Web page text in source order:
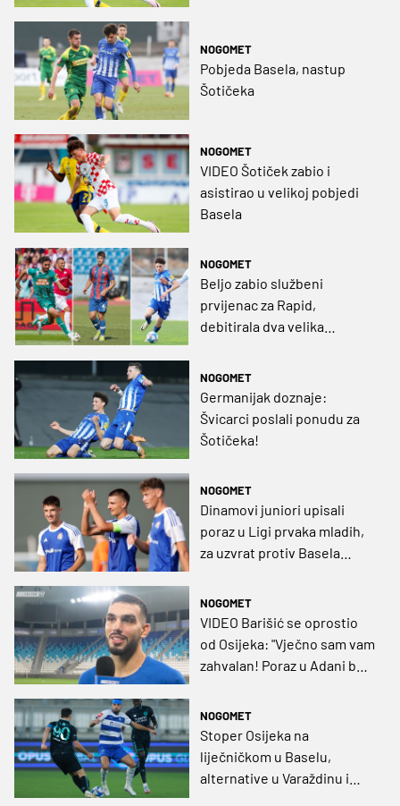
NOGOMET
Pobjeda Basela, nastup
Šotičeka
NOGOMET
VIDEO Šotiček zabio i
asistirao u velikoj pobjedi
Basela
NOGOMET
Beljo zabio službeni
prvijenac za Rapid,
debitirala dva velika
NOGOMET
Germanijak doznaje:
Švicarci poslali ponudu za
Šotičeka!
NOGOMET
Dinamovi juniori upisali
poraz u Ligi prvaka mladih,
za uzvrat protiv Basela
NOGOMET
VIDEO Barišić se oprostio
od Osijeka: "Vječno sam vam
zahvalan! Poraz u Adani boli,
NOGOMET
Stoper Osijeka na
liječničkom u Baselu,
alternative u Varaždinu i